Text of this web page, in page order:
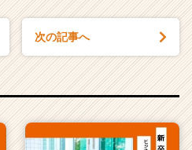
次の記事へ